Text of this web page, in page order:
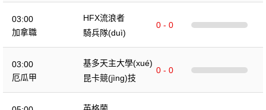
03:00
加拿職
HFX流浪者
0 - 0
騎兵隊(duì)
03:00
厄瓜甲
基多天主大學(xué)
0 - 0
昆卡競(jìng)技